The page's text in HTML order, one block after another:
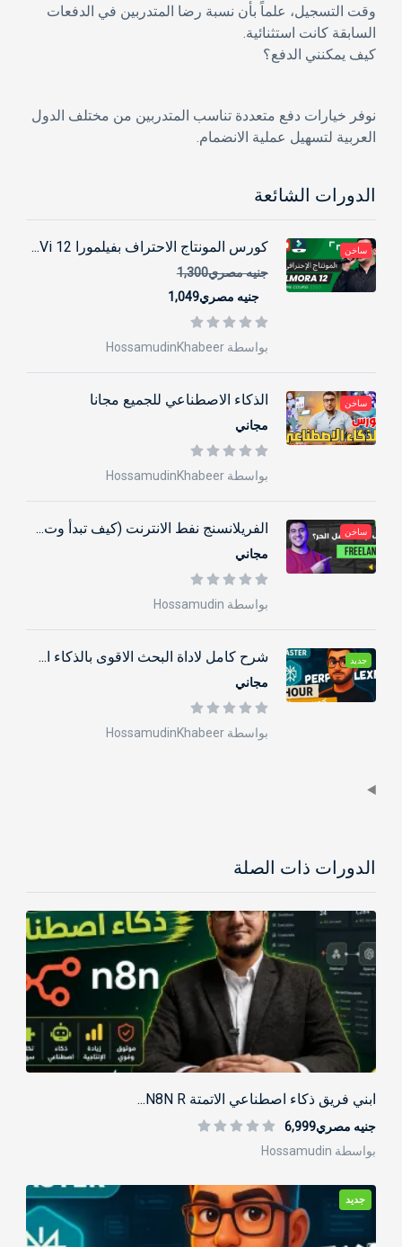
الدورات الشائعة
ساخن كورس المونتاج الاحتراف بفيلمورا 12 Vi...
جنيه مصري1,300
جنيه مصري1,049
بواسطة HossamudinKhabeer
ساخن الذكاء الاصطناعي للجميع مجانا
مجاني
بواسطة HossamudinKhabeer
ساخن الفريلانسنج نفط الانترنت (كيف تبدأ وت...
مجاني
بواسطة Hossamudin
جديد شرح كامل لاداة البحث الاقوى بالذكاء ا...
مجاني
بواسطة HossamudinKhabeer
الدورات ذات الصلة
ابني فريق ذكاء اصطناعي الاتمتة N8N R...
جنيه مصري6,999
بواسطة Hossamudin
جديد
وقت التسجيل، علماً بأن نسبة رضا المتدربين في الدفعات
السابقة كانت استثنائية.
كيف يمكنني الدفع؟
نوفر خيارات دفع متعددة تناسب المتدربين من مختلف الدول
العربية لتسهيل عملية الانضمام.